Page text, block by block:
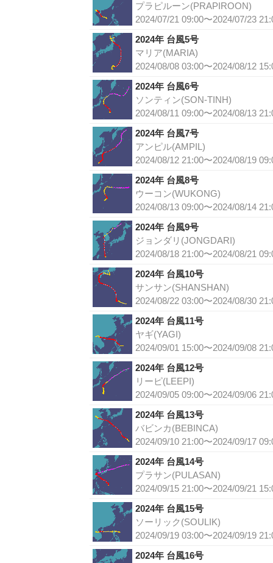
プラピルーン(PRAPIROON)
2024/07/21 09:00〜2024/07/23
2024年 台風5号
マリア(MARIA)
2024/08/08 03:00〜2024/08/12
2024年 台風6号
ソンティン(SON-TINH)
2024/08/11 09:00〜2024/08/13
2024年 台風7号
アンピル(AMPIL)
2024/08/12 21:00〜2024/08/19
2024年 台風8号
ウーコン(WUKONG)
2024/08/13 09:00〜2024/08/14
2024年 台風9号
ジョンダリ(JONGDARI)
2024/08/18 21:00〜2024/08/21
2024年 台風10号
サンサン(SHANSHAN)
2024/08/22 03:00〜2024/08/30
2024年 台風11号
ヤギ(YAGI)
2024/09/01 15:00〜2024/09/08
2024年 台風12号
リーピ(LEEPI)
2024/09/05 09:00〜2024/09/06
2024年 台風13号
バビンカ(BEBINCA)
2024/09/10 21:00〜2024/09/17
2024年 台風14号
プラサン(PULASAN)
2024/09/15 21:00〜2024/09/21
2024年 台風15号
ソーリック(SOULIK)
2024/09/19 03:00〜2024/09/19
2024年 台風16号